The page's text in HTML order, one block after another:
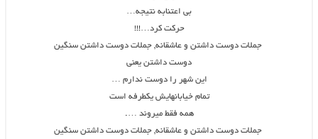
بی اعتنابه نتیجه…
حرکت کرد…!!!
جملات دوست داشتن و عاشقانه, جملات دوست داشتن سنگین
دوست داشتن یعنی
این شهر را دوست ندارم …
تمام خیابانهایش یکطرفه است
همه فقط میروند ….
جملات دوست داشتن و عاشقانه, جملات دوست داشتن سنگین